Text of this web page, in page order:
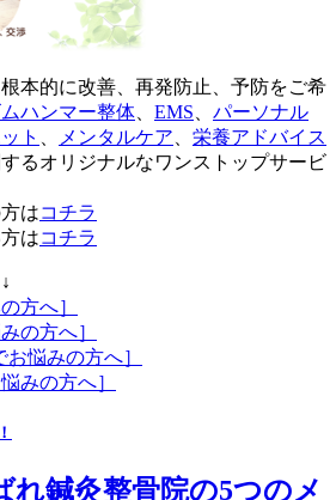
本的に改善、再発防止、予防をご希
ハンマー整体 EMS
パーソナル
ト メンタルケア
栄養アドバイス
るオリジナルなワンストップサービ
はコチラ
はコチラ
方へ］
の方へ］
お悩みの方へ］
みの方へ］
れ鍼灸整骨院の5つのメ